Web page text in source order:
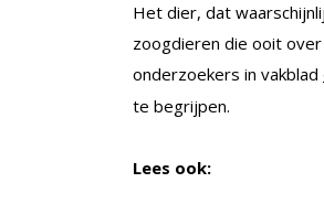
Het dier, dat
zoogdieren die ooit
onderzoekers in vakblad
te begrijpen.
Lees ook: